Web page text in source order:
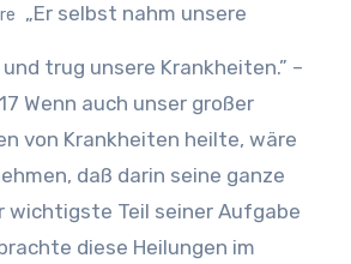
„Er selbst nahm unsere
trug unsere Krankheiten.” –
Wenn auch unser großer
von Krankheiten heilte, wäre
daß darin seine ganze
wichtigste Teil seiner Aufgabe
diese Heilungen im